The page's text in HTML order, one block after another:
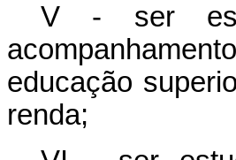
V - ser
educação
renda;